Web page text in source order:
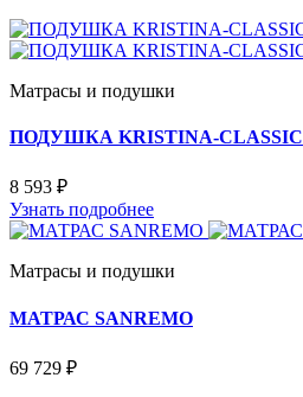
Матрасы и подушки
ПОДУШКА KRISTINA-CLASSIC
8 593 ₽
Узнать подробнее
Матрасы и подушки
МАТРАС SANREMO
69 729 ₽